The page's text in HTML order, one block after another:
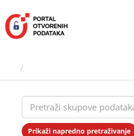
sadržaj
Prikaži napredno pretraživanje